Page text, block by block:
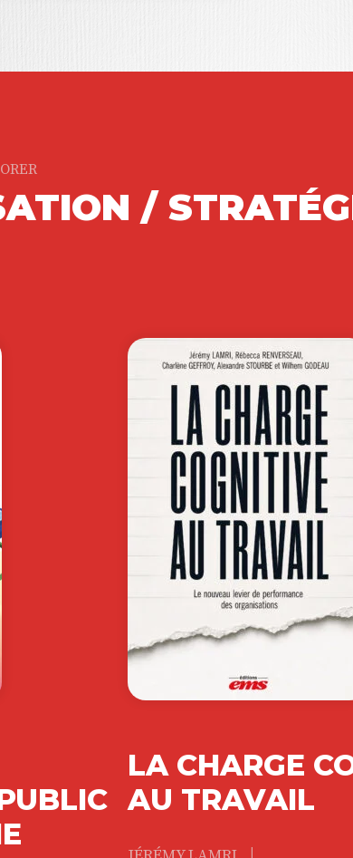
pour une vision renouvelée
cet ouvrage illustre la
35,50 €
/
LA CHARGE
AU TRAVAIL